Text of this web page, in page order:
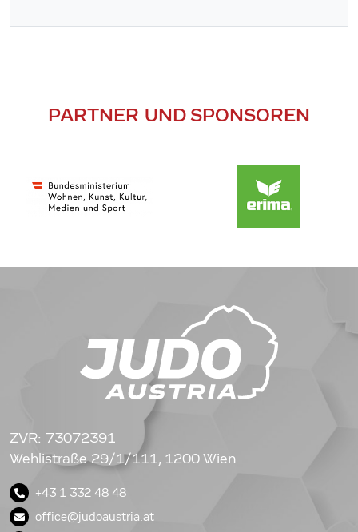
PARTNER UND SPONSOREN
ZVR: 73072391
Wehlistraße 29/1/111, 1200 Wien
+43 1 332 48 48
office@judoaustria.at